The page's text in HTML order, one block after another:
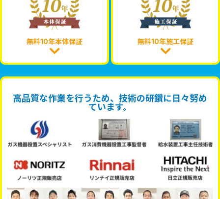
無料10年本体保証 無料10年施工保証
高品質な作業を行うため、技術の研鑽に日々努め
ています。